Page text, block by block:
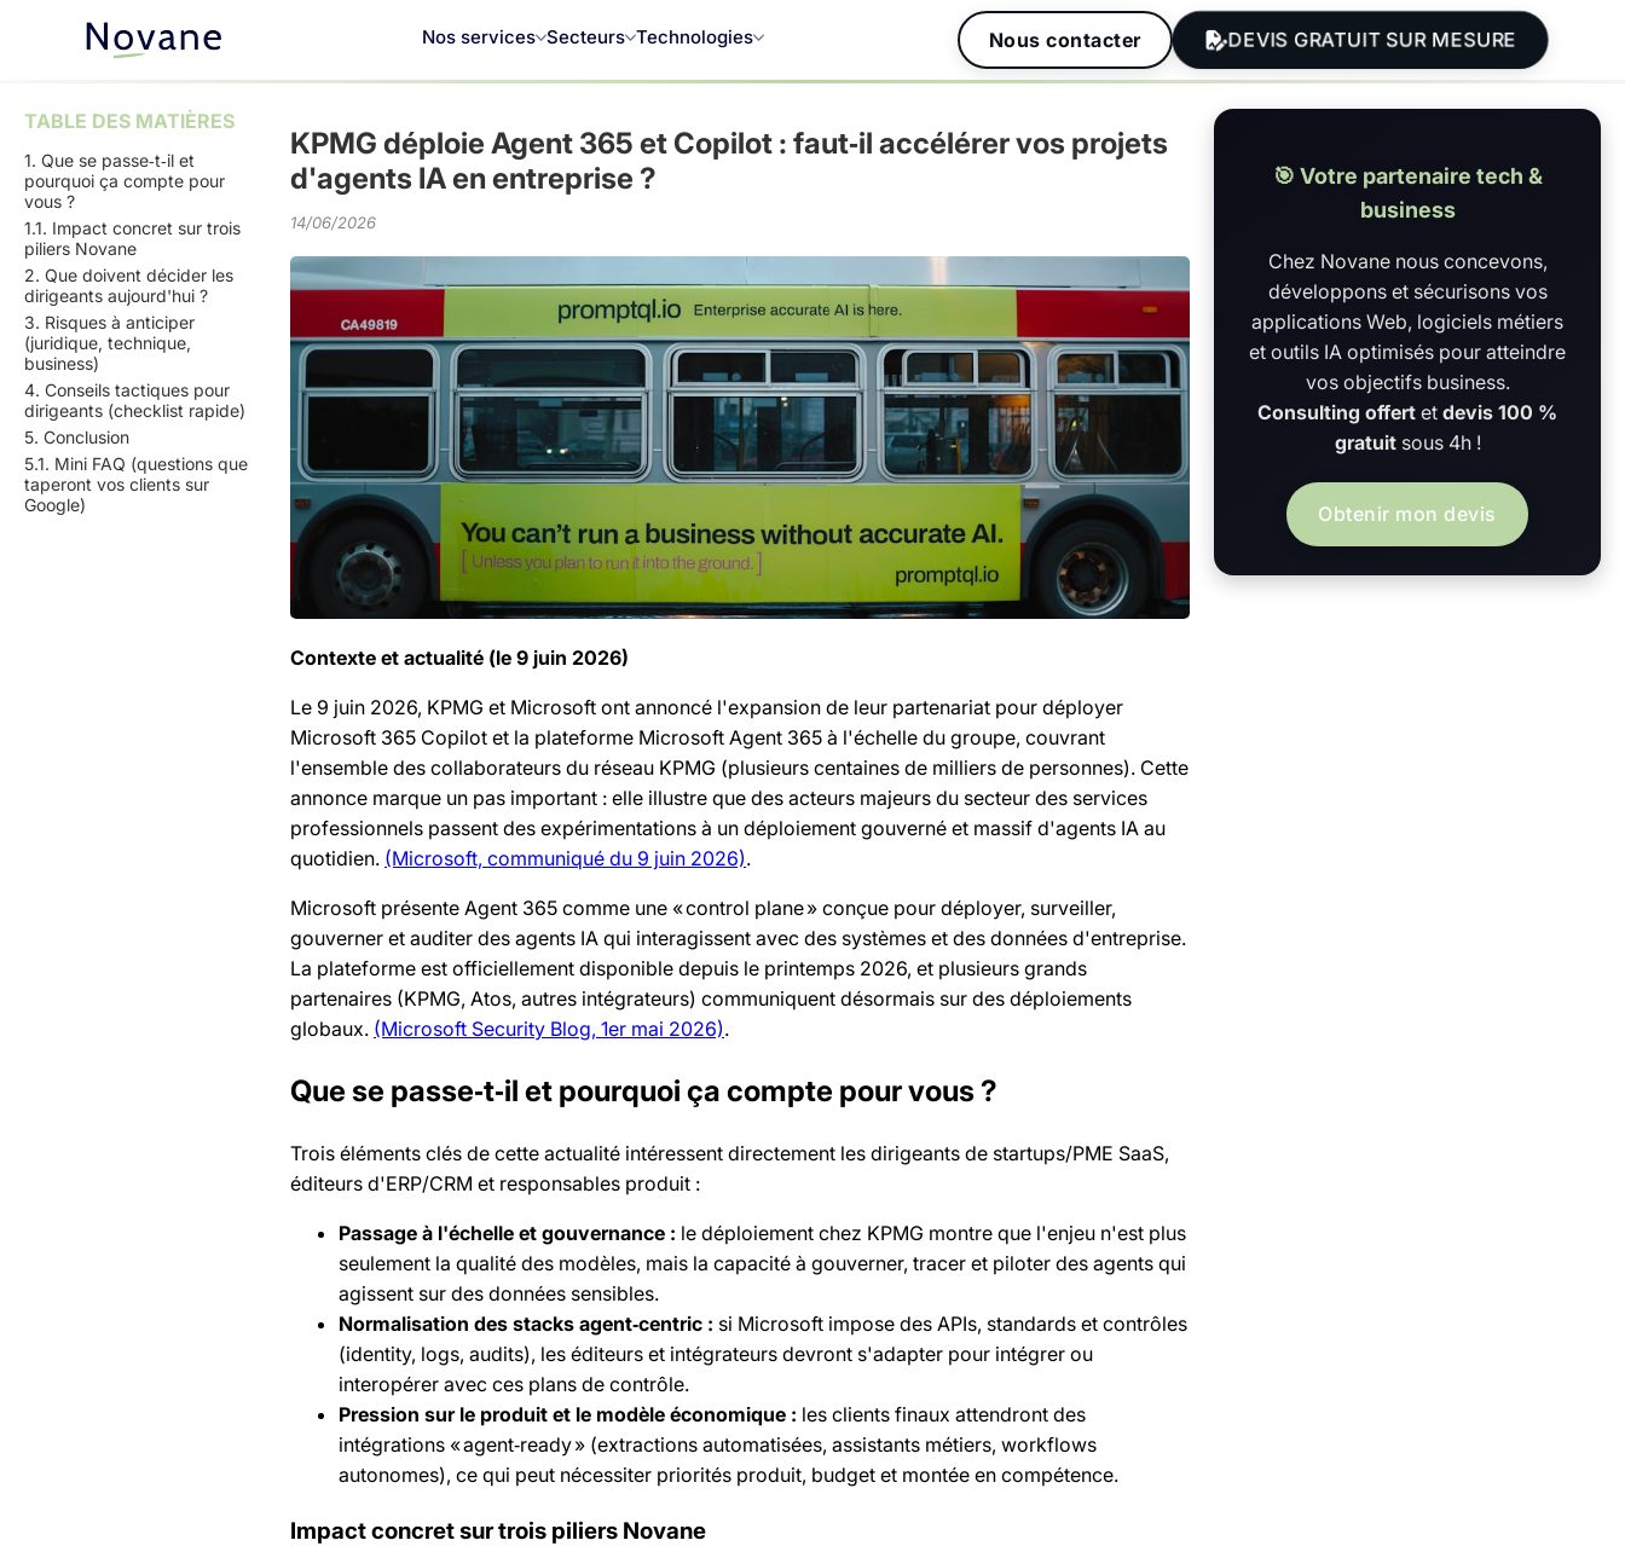
Nos services Secteurs Technologies Nous contacter DEVIS GRATUIT SUR MESURE
TABLE DES MATIÈRES
1. Que se passe‑t‑il et
pourquoi ça compte pour
vous ?
1.1. Impact concret sur trois
piliers Novane
2. Que doivent décider les
dirigeants aujourd'hui ?
3. Risques à anticiper
(juridique, technique,
business)
4. Conseils tactiques pour
dirigeants (checklist rapide)
5. Conclusion
5.1. Mini FAQ (questions que
taperont vos clients sur
Google)
KPMG déploie Agent 365 et Copilot : faut‑il accélérer vos projets
d'agents IA en entreprise ?
14/06/2026
Contexte et actualité (le 9 juin 2026)
Le 9 juin 2026, KPMG et Microsoft ont annoncé l'expansion de leur partenariat pour déployer
Microsoft 365 Copilot et la plateforme Microsoft Agent 365 à l'échelle du groupe, couvrant
l'ensemble des collaborateurs du réseau KPMG (plusieurs centaines de milliers de personnes). Cette
annonce marque un pas important : elle illustre que des acteurs majeurs du secteur des services
professionnels passent des expérimentations à un déploiement gouverné et massif d'agents IA au
quotidien. (Microsoft, communiqué du 9 juin 2026).
Microsoft présente Agent 365 comme une « control plane » conçue pour déployer, surveiller,
gouverner et auditer des agents IA qui interagissent avec des systèmes et des données d'entreprise.
La plateforme est officiellement disponible depuis le printemps 2026, et plusieurs grands
partenaires (KPMG, Atos, autres intégrateurs) communiquent désormais sur des déploiements
globaux. (Microsoft Security Blog, 1er mai 2026).
Que se passe‑t‑il et pourquoi ça compte pour vous ?
Trois éléments clés de cette actualité intéressent directement les dirigeants de startups/PME SaaS,
éditeurs d'ERP/CRM et responsables produit :
Passage à l'échelle et gouvernance : le déploiement chez KPMG montre que l'enjeu n'est plus
seulement la qualité des modèles, mais la capacité à gouverner, tracer et piloter des agents qui
agissent sur des données sensibles.
Normalisation des stacks agent‑centric : si Microsoft impose des APIs, standards et contrôles
(identity, logs, audits), les éditeurs et intégrateurs devront s'adapter pour intégrer ou
interopérer avec ces plans de contrôle.
Pression sur le produit et le modèle économique : les clients finaux attendront des
intégrations « agent‑ready » (extractions automatisées, assistants métiers, workflows
autonomes), ce qui peut nécessiter priorités produit, budget et montée en compétence.
Impact concret sur trois piliers Novane
🎯 Votre partenaire tech &
business
Chez Novane nous concevons,
développons et sécurisons vos
applications Web, logiciels métiers
et outils IA optimisés pour atteindre
vos objectifs business.
Consulting offert et devis 100 %
gratuitsous 4h !
Obtenir mon devis